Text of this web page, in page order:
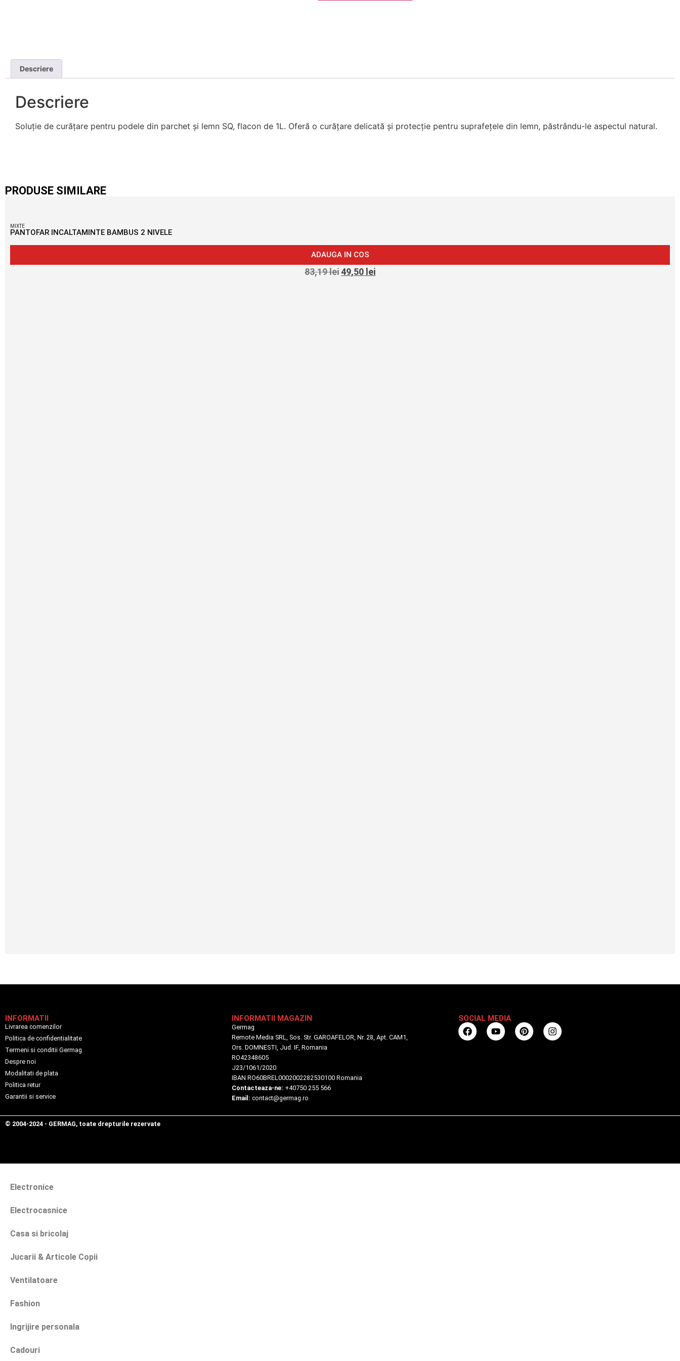
Descriere
Descriere
Soluție de curățare pentru podele din parchet și lemn SQ, flacon de 1L. Oferă o curățare delicată și protecție pentru suprafețele din lemn, păstrându-le aspectul natural.
PRODUSE SIMILARE
MIXTE
PANTOFAR INCALTAMINTE BAMBUS 2 NIVELE
ADAUGA IN COS
83,19lei49,50 lei
INFORMATII
Livrarea comenzilor
Politica de confidentialitate
Termeni si conditii Germag
Despre noi
Modalitati de plata
Politica retur
Garantii si service
INFORMATII MAGAZIN
Germag
Remote Media SRL, Sos. Str. GAROAFELOR, Nr. 28, Apt. CAM1,
Ors. DOMNESTI, Jud. IF, Romania
RO42348605
J23/1061/2020
IBAN RO60BREL0002002282530100 Romania
Contacteaza-ne: +40750 255 566
Email: contact@germag.ro
SOCIAL MEDIA
© 2004-2024 - GERMAG, toate drepturile rezervate
Electronice
Electrocasnice
Casa si bricolaj
Jucarii & Articole Copii
Ventilatoare
Fashion
Ingrijire personala
Cadouri